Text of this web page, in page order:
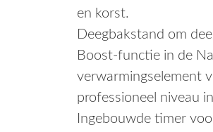
en korst.
Deegbakstand om
Boost-functie in de
verwarmingselement
professioneel niveau
Ingebouwde timer